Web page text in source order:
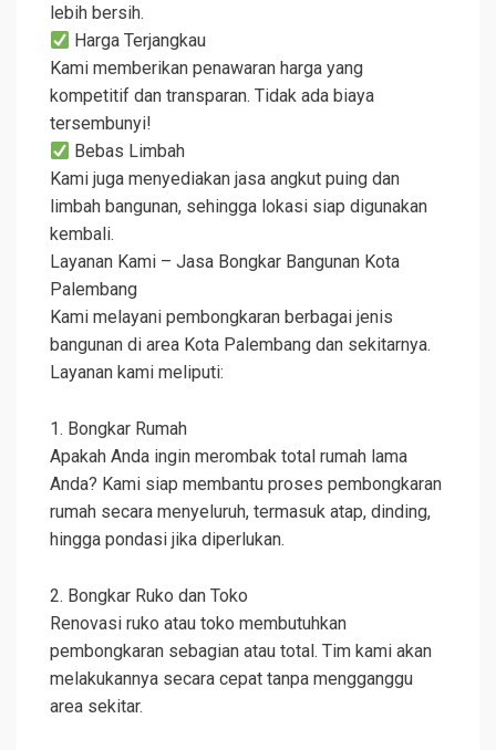
lebih bersih.
Harga Terjangkau
Kami memberikan penawaran harga yang
kompetitif dan transparan. Tidak ada biaya
tersembunyi!
Bebas Limbah
Kami juga menyediakan jasa angkut puing dan
limbah bangunan, sehingga lokasi siap digunakan
kembali.
Layanan Kami – Jasa Bongkar Bangunan Kota
Palembang
Kami melayani pembongkaran berbagai jenis
bangunan di area Kota Palembang dan sekitarnya.
Layanan kami meliputi:
1. Bongkar Rumah
Apakah Anda ingin merombak total rumah lama
Anda? Kami siap membantu proses pembongkaran
rumah secara menyeluruh, termasuk atap, dinding,
hingga pondasi jika diperlukan.
2. Bongkar Ruko dan Toko
Renovasi ruko atau toko membutuhkan
pembongkaran sebagian atau total. Tim kami akan
melakukannya secara cepat tanpa mengganggu
area sekitar.